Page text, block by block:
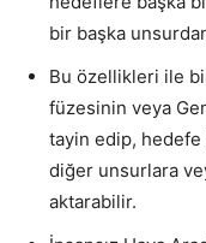
bir başka
Bu özellikleri ile
füzesinin veya
tayin edip,
diğer unsurlara
aktarabilir.